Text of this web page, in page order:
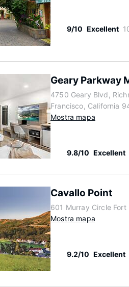
9/10 Excellent
Geary Parkway
4750 Geary Blvd,
Francisco, California
Mostra mapa
9.8/10 Excellent
Cavallo Point
601 Murray Circle
Mostra mapa
9.2/10 Excellent